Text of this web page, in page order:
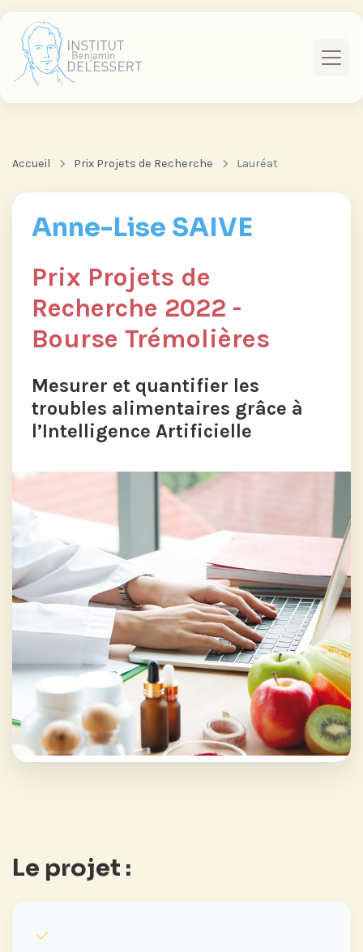
Accueil Prix Projets de Recherche Lauréat
Anne-Lise SAIVE
Prix Projets de
Recherche 2022 -
Bourse Trémolières
Mesurer et quantifier les
troubles alimentaires grâce à
l’Intelligence Artificielle
Le projet :